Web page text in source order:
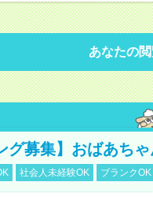
あなたの
グ募集】おばあち
社会人未経験OK ブランクOK